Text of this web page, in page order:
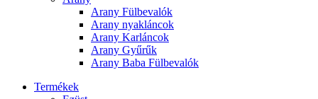
Arany Fülbevalók
Arany nyakláncok
Arany Karláncok
Arany Gyűrűk
Arany Baba Fülbevalók
Termékek